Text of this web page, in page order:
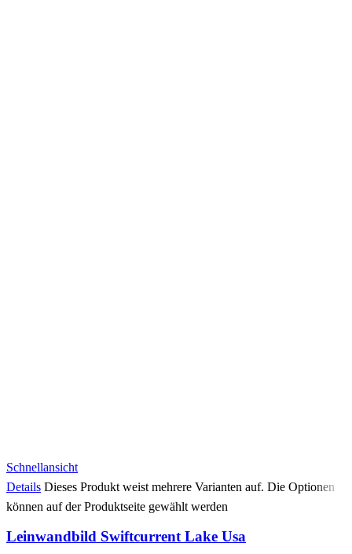
Schnellansicht
Details Dieses Produkt weist mehrere Varianten auf. Die Optionen
können auf der Produktseite gewählt werden
Leinwandbild Swiftcurrent Lake Usa